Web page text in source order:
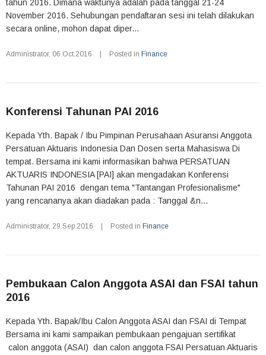
tahun 2016. Dimana waktunya adalah pada tanggal 21-24
November 2016. Sehubungan pendaftaran sesi ini telah dilakukan
secara online, mohon dapat diper...
Administrator, 06.Oct.2016 Posted in Finance
Konferensi Tahunan PAI 2016
Kepada Yth. Bapak / Ibu Pimpinan Perusahaan Asuransi Anggota
Persatuan Aktuaris Indonesia Dan Dosen serta Mahasiswa Di
tempat. Bersama ini kami informasikan bahwa PERSATUAN
AKTUARIS INDONESIA [PAI] akan mengadakan Konferensi
Tahunan PAI 2016 dengan tema "Tantangan Profesionalisme"
yang rencananya akan diadakan pada : Tanggal &n...
Administrator, 29.Sep.2016 Posted in Finance
Pembukaan Calon Anggota ASAI dan FSAI tahun
2016
Kepada Yth. Bapak/Ibu Calon Anggota ASAI dan FSAI di Tempat
Bersama ini kami sampaikan pembukaan pengajuan sertifikat
calon anggota (ASAI) dan calon anggota FSAI Persatuan Aktuaris